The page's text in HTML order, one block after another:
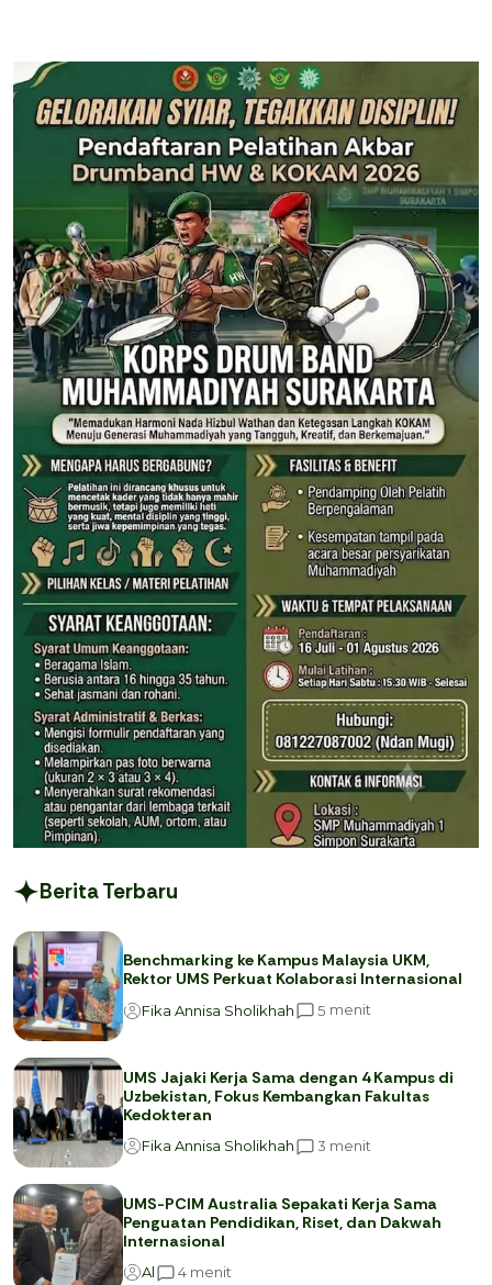
Berita Terbaru
Benchmarking ke Kampus Malaysia UKM,
Rektor UMS Perkuat Kolaborasi Internasional
Fika Annisa Sholikhah 5 menit
UMS Jajaki Kerja Sama dengan 4 Kampus di
Uzbekistan, Fokus Kembangkan Fakultas
Kedokteran
Fika Annisa Sholikhah 3 menit
UMS-PCIM Australia Sepakati Kerja Sama
Penguatan Pendidikan, Riset, dan Dakwah
Internasional
Al 4 menit